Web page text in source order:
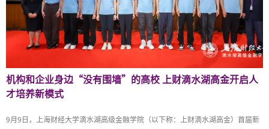
机构和企业身边“没有围墙”的高校 上财滴水湖高金开启人
才培养新模式
9月9日，上海财经大学滴水湖高级金融学院（以下称：上财滴水湖高金）首届新